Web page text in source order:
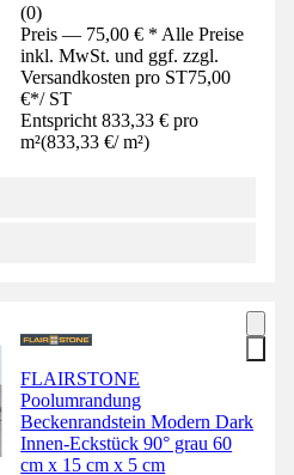
(0)
Preis — 75,00 € * Alle Preise
inkl. MwSt. und ggf. zzgl.
Versandkosten pro ST75,00
€*/ ST
Entspricht 833,33 € pro
m²(833,33 €/ m²)
FLAIRSTONE
Poolumrandung
Beckenrandstein Modern Dark
Innen-Eckstück 90° grau 60
cm x 15 cm x 5 cm